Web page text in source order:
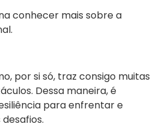
conhecer mais sobre a
por si só, traz consigo muitas
Dessa maneira, é
para enfrentar e